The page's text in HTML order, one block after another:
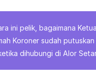
ini pelik, bagaimana
Koroner sudah
dihubungi di Alor